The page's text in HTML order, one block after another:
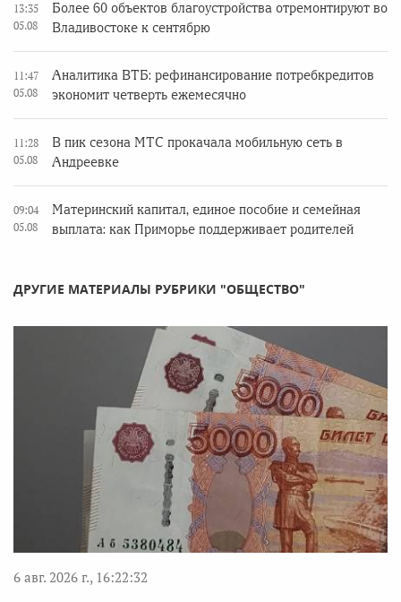
13:35
05.08
Более 60 объектов благоустройства отремонтируют во
Владивостоке к сентябрю
11:47
05.08
Аналитика ВТБ: рефинансирование потребкредитов
экономит четверть ежемесячно
11:28
05.08
В пик сезона МТС прокачала мобильную сеть в
Андреевке
09:04
05.08
Материнский капитал, единое пособие и семейная
выплата: как Приморье поддерживает родителей
ДРУГИЕ МАТЕРИАЛЫ РУБРИКИ "ОБЩЕСТВО"
6 авг. 2026 г., 16:22:32